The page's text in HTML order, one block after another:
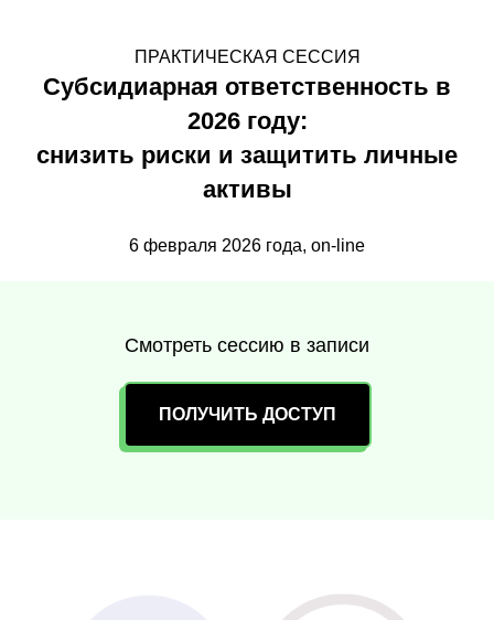
ПРАКТИЧЕСКАЯ СЕССИЯ
Субсидиарная ответственность в
2026 году:
снизить риски и защитить личные
активы
6 февраля 2026 года, on-line
Смотреть сессию в записи
ПОЛУЧИТЬ ДОСТУП